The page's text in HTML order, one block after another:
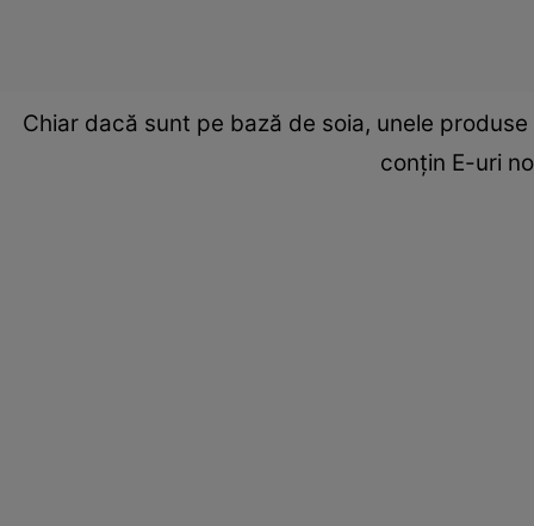
Chiar dacă sunt pe bază de soia, unele
conţin E-uri